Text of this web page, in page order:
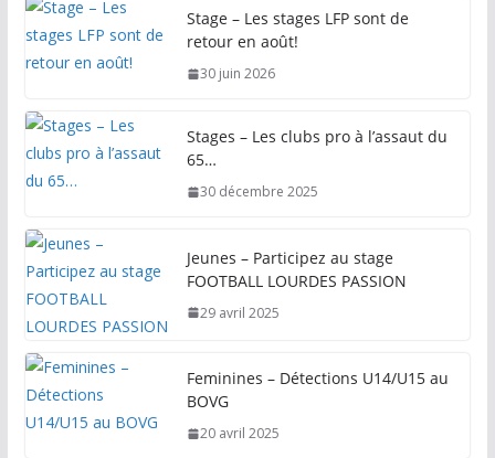
Stage – Les stages LFP sont de
retour en août!
30 juin 2026
Stages – Les clubs pro à l’assaut du
65…
30 décembre 2025
Jeunes – Participez au stage
FOOTBALL LOURDES PASSION
29 avril 2025
Feminines – Détections U14/U15 au
BOVG
20 avril 2025